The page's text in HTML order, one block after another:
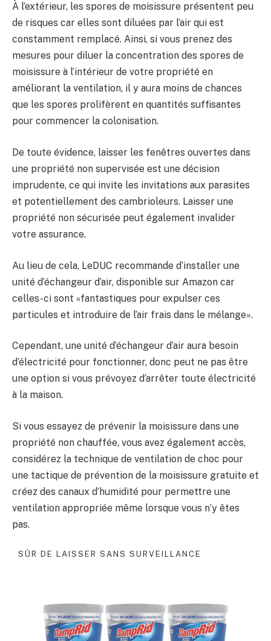
À l’extérieur, les spores de moisissure présentent peu
de risques car elles sont diluées par l’air qui est
constamment remplacé. Ainsi, si vous prenez des
mesures pour diluer la concentration des spores de
moisissure à l’intérieur de votre propriété en
améliorant la ventilation, il y aura moins de chances
que les spores prolifèrent en quantités suffisantes
pour commencer la colonisation.
De toute évidence, laisser les fenêtres ouvertes dans
une propriété non supervisée est une décision
imprudente, ce qui invite les invitations aux parasites
et potentiellement des cambrioleurs. Laisser une
propriété non sécurisée peut également invalider
votre assurance.
Au lieu de cela, LeDUC recommande d’installer une
unité d’échangeur d’air, disponible sur Amazon car
celles-ci sont «fantastiques pour expulser ces
particules et introduire de l’air frais dans le mélange».
Cependant, une unité d’échangeur d’air aura besoin
d’électricité pour fonctionner, donc peut ne pas être
une option si vous prévoyez d’arrêter toute électricité
à la maison.
Si vous essayez de prévenir la moisissure dans une
propriété non chauffée, vous avez également accès,
considérez la technique de ventilation de choc pour
une tactique de prévention de la moisissure gratuite et
créez des canaux d’humidité pour permettre une
ventilation appropriée même lorsque vous n’y êtes
pas.
SÛR DE LAISSER SANS SURVEILLANCE